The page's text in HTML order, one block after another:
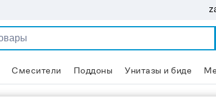
Смесители Поддоны Унитазы и биде